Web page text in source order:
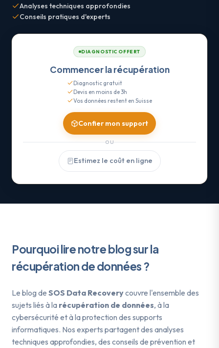
Analyses techniques approfondies
Conseils pratiques d'experts
DIAGNOSTIC OFFERT
Commencer la récupération
Diagnostic gratuit
Devis en moins de 3h
Vos données restent en Suisse
Confier mon support
OU
Estimez le coût en ligne
Pourquoi lire notre blog sur la
récupération de données ?
Le blog de SOS Data Recoverycouvre l'ensemble des
sujets liés à la récupération de données, à la
cybersécurité et à la protection des supports
informatiques. Nos experts partagent des analyses
techniques approfondies, des conseils de prévention et